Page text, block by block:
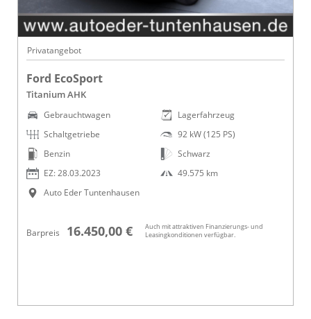
Privatangebot
Ford EcoSport
Titanium AHK
Gebrauchtwagen
Schaltgetriebe
Benzin
EZ: 28.03.2023
Auto Eder Tuntenhausen
Lagerfahrzeug
92 kW (125 PS)
Schwarz
49.575 km
Barpreis 16.450,00 €
Auch mit attraktiven Finanzierungs- und
Leasingkonditionen verfügbar.